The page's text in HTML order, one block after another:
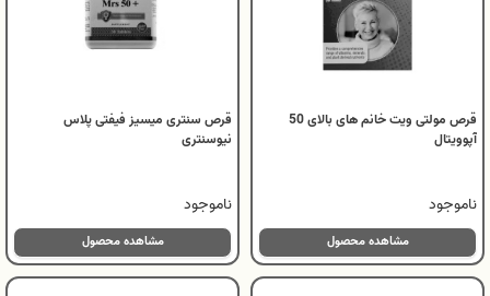
قرص مولتی ویت خانم های بالای 50
آپوویتال
ناموجود
مشاهده محصول
قرص سنتری میسیز فیفتی پلاس
نیوسنتری
ناموجود
مشاهده محصول